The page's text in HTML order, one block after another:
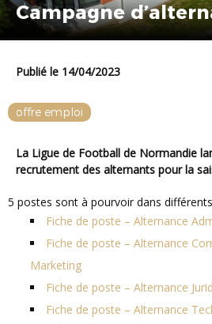
Campagne
Publié le 14/04/2023
offre emploi
La Ligue de Football de Normandie lance sa campagne de
recrutement des alternants pour la
5 postes sont à pourvoir dans
Fiche de poste – Alternance
Fiche de poste – Alternance
Marketing
Fiche de poste – Alternance
Fiche de poste – Alternance